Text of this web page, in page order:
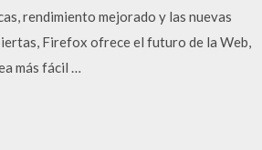
rendimiento mejorado y las nuevas
Firefox ofrece el futuro de la Web,
más fácil …